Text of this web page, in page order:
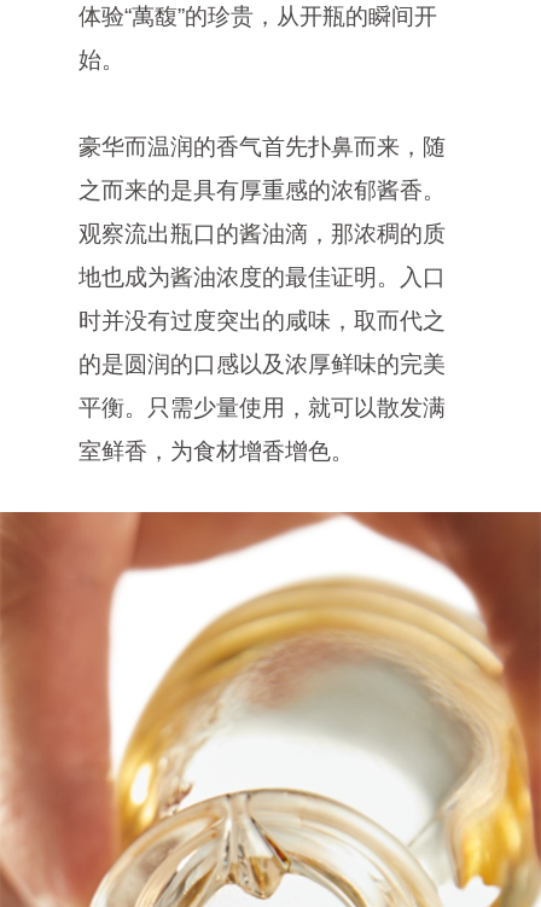
体验“萬馥”的珍贵，从开瓶的瞬间开
始。
豪华而温润的香气首先扑鼻而来，随
之而来的是具有厚重感的浓郁酱香。
观察流出瓶口的酱油滴，那浓稠的质
地也成为酱油浓度的最佳证明。入口
时并没有过度突出的咸味，取而代之
的是圆润的口感以及浓厚鲜味的完美
平衡。只需少量使用，就可以散发满
室鲜香，为食材增香增色。